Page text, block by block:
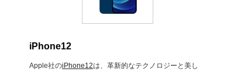
iPhone12
Apple社のiPhone12は、革新的なテクノロジーと美し